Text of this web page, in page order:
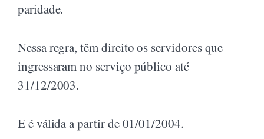
paridade.
Nessa regra, têm direito os servidores que
ingressaram no serviço público até
31/12/2003.
E é válida a partir de 01/01/2004.